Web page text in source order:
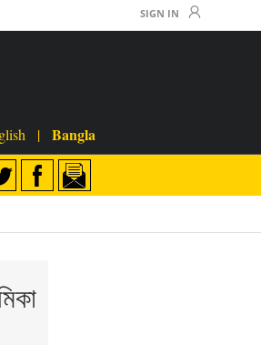
SIGN IN
| Bangla